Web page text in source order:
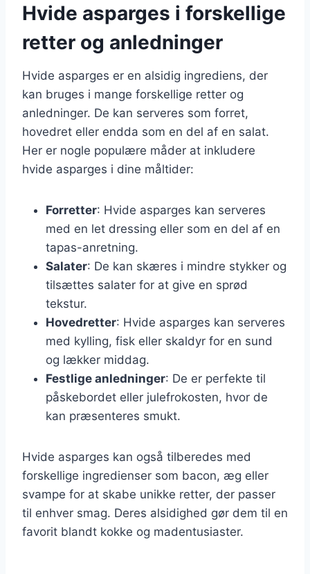
Hvide asparges i forskellige
retter og anledninger
Hvide asparges er en alsidig ingrediens, der
kan bruges i mange forskellige retter og
anledninger. De kan serveres som forret,
hovedret eller endda som en del af en salat.
Her er nogle populære måder at inkludere
hvide asparges i dine måltider:
Forretter: Hvide asparges kan serveres
med en let dressing eller som en del af en
tapas-anretning.
Salater: De kan skæres i mindre stykker og
tilsættes salater for at give en sprød
tekstur.
Hovedretter: Hvide asparges kan serveres
med kylling, fisk eller skaldyr for en sund
og lækker middag.
Festlige anledninger: De er perfekte til
påskebordet eller julefrokosten, hvor de
kan præsenteres smukt.
Hvide asparges kan også tilberedes med
forskellige ingredienser som bacon, æg eller
svampe for at skabe unikke retter, der passer
til enhver smag. Deres alsidighed gør dem til en
favorit blandt kokke og madentusiaster.